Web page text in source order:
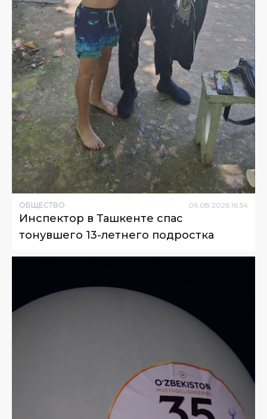
ОБЩЕСТВО 06.08.2026 16:54
Инспектор в Ташкенте спас
тонувшего 13-летнего подростка